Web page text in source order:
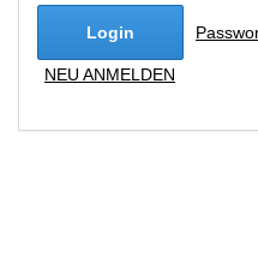
Login
NEU ANMELDEN